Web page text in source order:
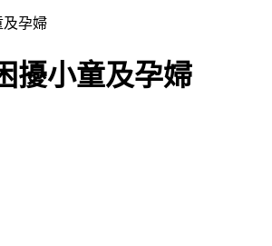
擾小童及孕婦